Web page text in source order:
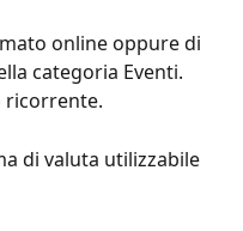
online oppure di
categoria Eventi.
ricorrente.
di valuta utilizzabile